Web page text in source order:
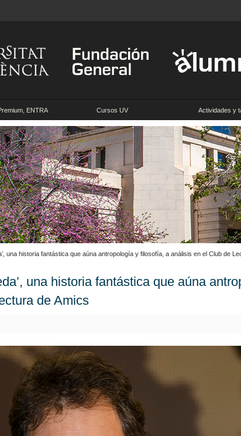
ENTRA Cursos UV Actividades y
una historia fantástica que aúna antropología y filosofía, a análisis en el Club de
una historia fantástica que aúna
de Amics